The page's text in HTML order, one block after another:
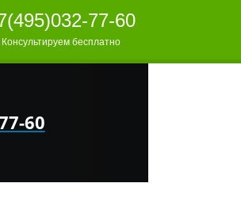
77-60
Консультируем бесплатно
60